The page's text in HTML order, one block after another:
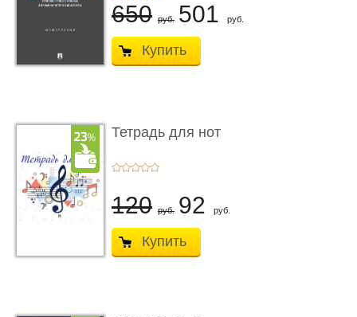
650 руб. 501 руб.
Купить
Тетрадь для нот
120 руб. 92 руб.
Купить